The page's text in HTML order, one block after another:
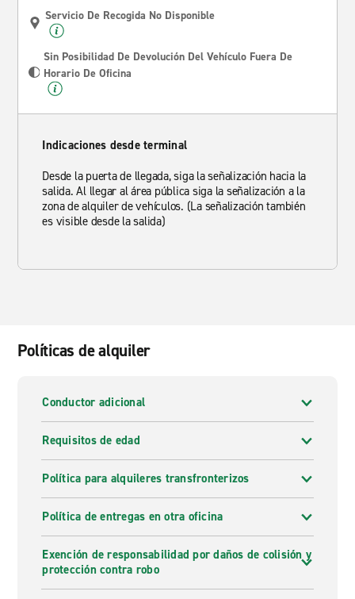
Servicio De Recogida No Disponible
Sin Posibilidad De Devolución Del Vehículo Fuera De
Horario De Oficina
Indicaciones desde terminal
Desde la puerta de llegada, siga la señalización hacia la
salida. Al llegar al área pública siga la señalización a la
zona de alquiler de vehículos. (La señalización también
es visible desde la salida)
Políticas de alquiler
Conductor adicional
Requisitos de edad
Política para alquileres transfronterizos
Política de entregas en otra oficina
Exención de responsabilidad por daños de colisión y
protección contra robo